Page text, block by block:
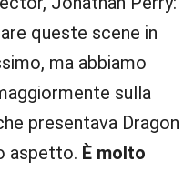
queste scene in
ma abbiamo
sulla
presentava Dragon
aspetto. È molto